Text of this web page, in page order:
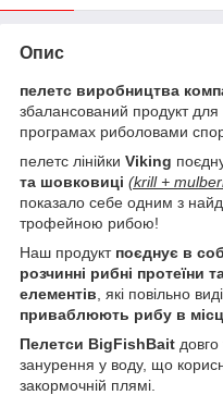
Опис
пелетс виробництва
збалансований продукт
програмах риболовами
пелетс лінійки Viking
та шовковиці (krill +
показало себе одним з
трофейною рибою!
Наш продукт поєднує в
розчинні рибні протеїни
елементів , які повільно
приваблюють рибу в
Пелетси BigFishBait
занурення у воду, що
закормочній плямі.